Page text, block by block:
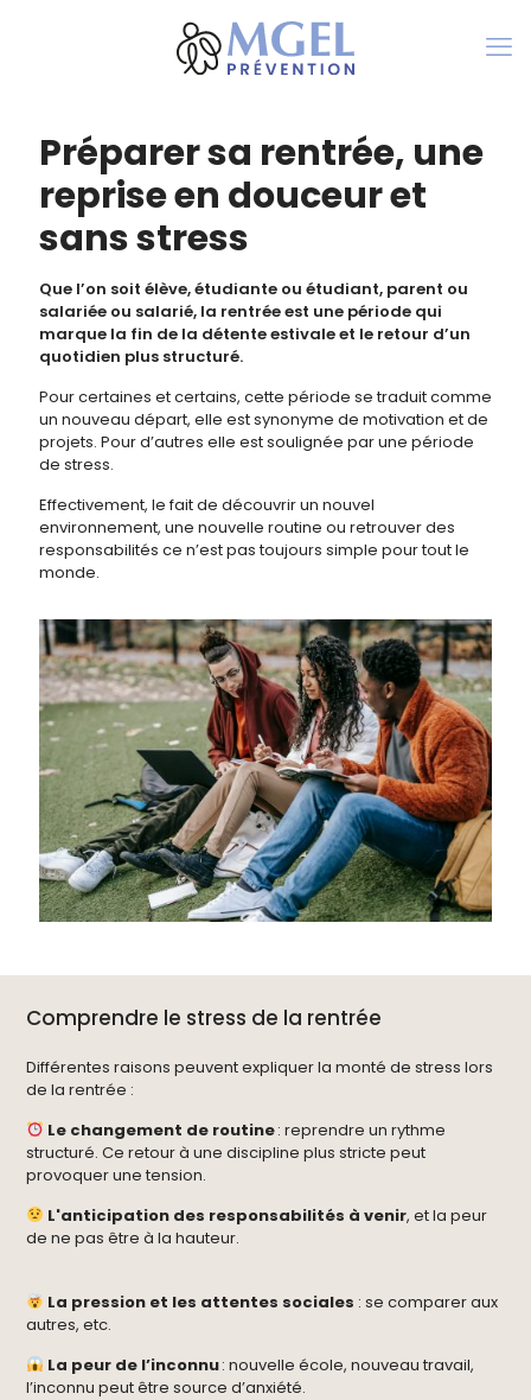
Préparer sa rentrée, une
reprise en douceur et
sans stress
Que l’on soit élève, étudiante ou étudiant, parent ou
salariée ou salarié, la rentrée est une période qui
marque la fin de la détente estivale et le retour d’un
quotidien plus structuré.
Pour certaines et certains, cette période se traduit comme
un nouveau départ, elle est synonyme de motivation et de
projets. Pour d’autres elle est soulignée par une période
de stress.
Effectivement, le fait de découvrir un nouvel
environnement, une nouvelle routine ou retrouver des
responsabilités ce n’est pas toujours simple pour tout le
monde.
Comprendre le stress de la rentrée
Différentes raisons peuvent expliquer la monté de stress lors
de la rentrée :
Le changement de routine: reprendre un rythme
structuré.Ce retour à une discipline plus stricte peut
provoquer une tension.
L'anticipation des responsabilités à venir, et la peur
de ne pas être à la hauteur.
La pression et les attentes sociales : se comparer aux
autres, etc.
La peur de l’inconnu: nouvelle école, nouveau travail,
l’inconnu peut être source d’anxiété.